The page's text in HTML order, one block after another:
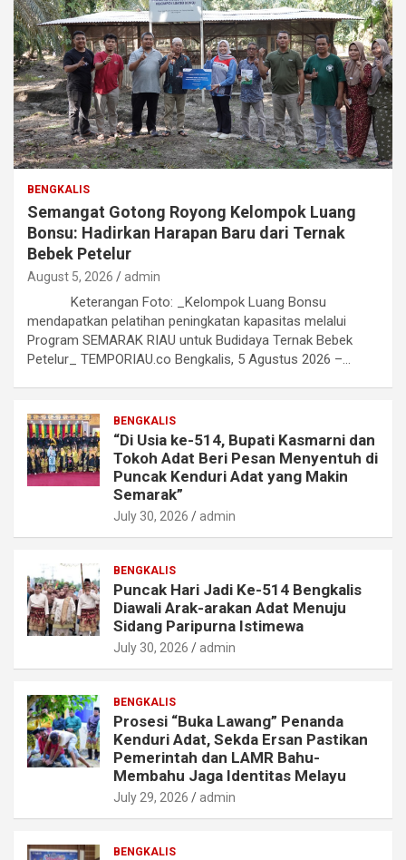
BENGKALIS
Semangat Gotong Royong Kelompok Luang
Bonsu: Hadirkan Harapan Baru dari Ternak
Bebek Petelur
August 5, 2026 admin
Keterangan Foto: _Kelompok Luang Bonsu
mendapatkan pelatihan peningkatan kapasitas melalui
Program SEMARAK RIAU untuk Budidaya Ternak Bebek
Petelur_ TEMPORIAU.co Bengkalis, 5 Agustus 2026 –…
BENGKALIS
“Di Usia ke-514, Bupati Kasmarni dan
Tokoh Adat Beri Pesan Menyentuh di
Puncak Kenduri Adat yang Makin
Semarak”
July 30, 2026 admin
BENGKALIS
Puncak Hari Jadi Ke-514 Bengkalis
Diawali Arak-arakan Adat Menuju
Sidang Paripurna Istimewa
July 30, 2026 admin
BENGKALIS
Prosesi “Buka Lawang” Penanda
Kenduri Adat, Sekda Ersan Pastikan
Pemerintah dan LAMR Bahu-
Membahu Jaga Identitas Melayu
July 29, 2026 admin
BENGKALIS